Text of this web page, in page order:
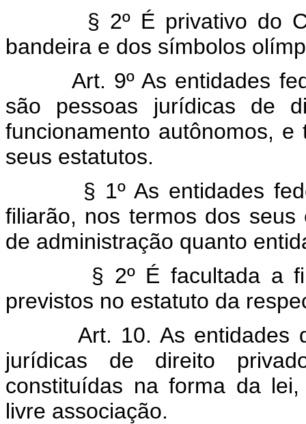
§ 2º É privativo do
bandeira e dos símbolos
Art. 9º As entidades
são pessoas jurídicas de
funcionamento autônomos,
seus estatutos.
§ 1º As entidades
filiarão, nos termos dos seus
de administração quanto
§ 2º É facultada a
previstos no estatuto da
Art. 10. As entidades de
jurídicas de direito
constituídas na forma da
livre associação.